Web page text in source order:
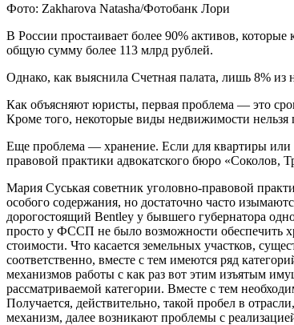
Фото: Zakharova Natasha/Фотобанк Лори
В России простаивает более 90% активов,
общую сумму более 113 млрд рублей.
Однако, как выяснила Счетная палата, лишь 8% из
Как объясняют юристы, первая проблема — это
Кроме того, некоторые виды недвижимости нельзя
Еще проблема — хранение. Если для квартиры или
правовой практики адвокатского бюро «Соколов,
Мария Суськая советник уголовно-правовой
особого содержания, но достаточно часто
дорогостоящий Bentley у бывшего губернатора
просто у ФССП не было возможности обеспечить
стоимости. Что касается земельных участков,
соответственно, вместе с тем имеются ряд
механизмов работы с как раз вот этим изъятым
рассматриваемой категории. Вместе с тем
Получается, действительно, такой пробел в
механизм, далее возникают проблемы с